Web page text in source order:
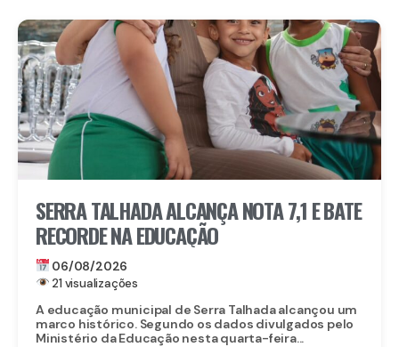
SERRA TALHADA ALCANÇA NOTA 7,1 E BATE
RECORDE NA EDUCAÇÃO
06/08/2026
21 visualizações
A educação municipal de Serra Talhada alcançou um
marco histórico. Segundo os dados divulgados pelo
Ministério da Educação nesta quarta-feira...